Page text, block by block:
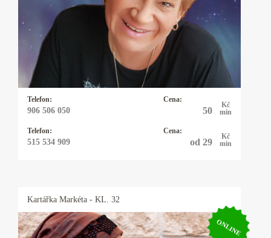
Telefon:
906 506 050
Cena:
50
Kč
min
Telefon:
515 534 909
Cena:
od 29
Kč
min
25 let praxe s výkladem z cikánských a
andělských karet. Pomohu Vám s rozhodnutím
v lásce, práci, financemi a ve všem, na co se mě
zeptá. Někdy přiberu i kyvadlo.
Kartářka Markéta - KL. 32
ONLINE